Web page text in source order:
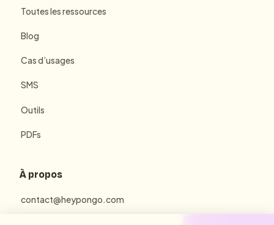
Toutes les ressources
Blog
Cas d’usages
SMS
Outils
PDFs
À propos
contact@heypongo.com